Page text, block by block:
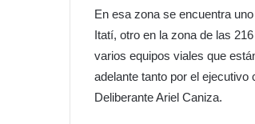
En esa zona se encuentra
Itatí, otro en la zona de las
varios equipos viales que
adelante tanto por el
Deliberante Ariel Caniza.